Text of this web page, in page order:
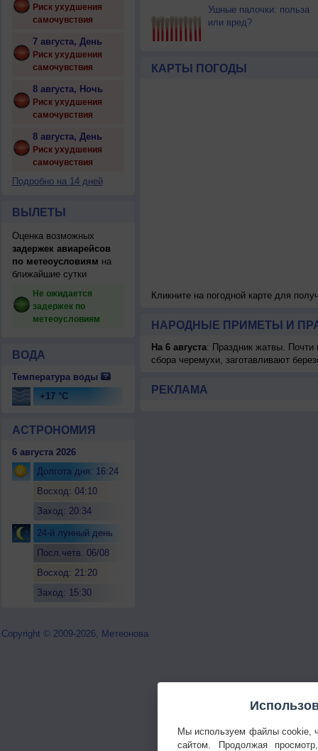
Риск ухудшения
самочувствия
7 августа, День
Риск ухудшения
самочувствия
8 августа, Ночь
Риск ухудшения
самочувствия
8 августа, День
Риск ухудшения
самочувствия
Подробно на 14 дней
ВЫЛЕТЫ
Оценка возможных
задержек авиарейсов
по метеоусловиям на
ближайшие сутки
Не ожидается
задержек по
метеоусловиям
ВОДА
Температура воды
+17 °C
АСТРОНОМИЯ
6 августа 2026
Долгота дня: 16:24
Восход: 04:10
Заход: 20:34
24-й лунный день
Посл.четв. 06/08
Восход: 21:20
Заход: 15:30
Ушные палочки: польза
или вред?
КАРТЫ ПОГОДЫ
Кликните на погодной карте для
НАРОДНЫЕ ПРИМЕТЫ И
На 6 августа: Праздник жатвы. Почти
сбора черемухи, заготавливают
РЕКЛАМА
Copyright © 2009-2026, Метеонова
Мы используем файлы cookie,
сайтом. Продолжая